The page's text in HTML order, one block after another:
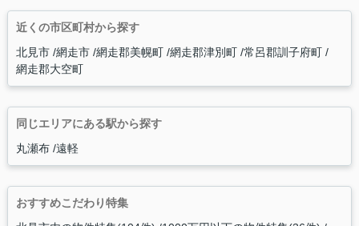
近くの市区町村から探す
北見市 網走市 網走郡美幌町 網走郡津別町 常呂郡訓子府町
網走郡大空町
同じエリアにある駅から探す
丸瀬布 遠軽
おすすめこだわり特集